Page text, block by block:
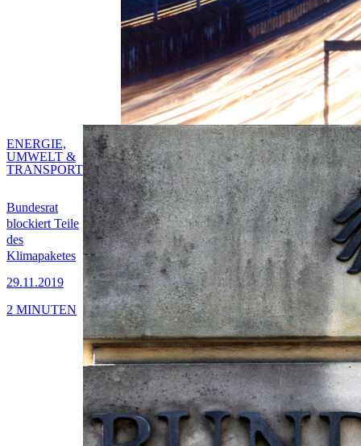
Bundesrat
blockiert Teile
des
Klimapaketes
29.11.2019
ENERGIE,
UMWELT &
TRANSPORT
2 MINUTEN